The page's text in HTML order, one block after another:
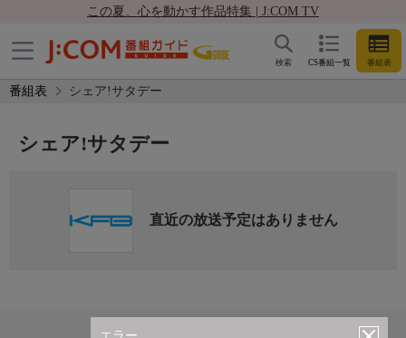
この夏、心を動かす作品特集 | J:COM TV
CS番組一覧 番組表
検索
番組表 シェア!サタデー
エラー
シェア!サタデー
直近の放送予定はありません